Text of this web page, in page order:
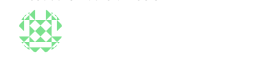
psychiatrische
Erkrankungen
verdoppeltes
Risiko